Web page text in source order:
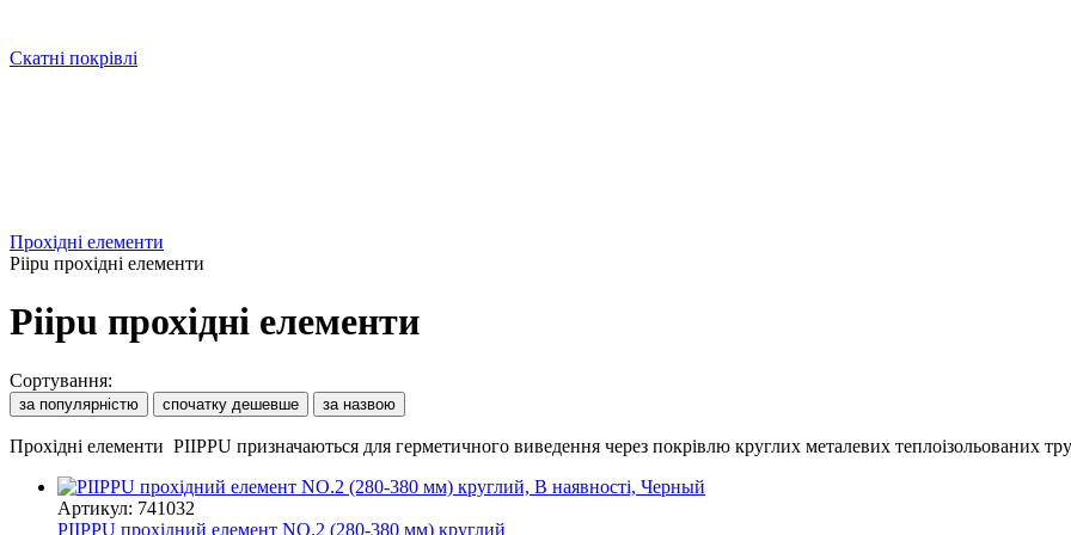
Скатні покрівлі
Прохідні елементи
Piipu прохідні елементи
Piipu прохідні елементи
Сортування:
за популярністю спочатку дешевше за назвою
Прохідні елементи PIIPPU призначаються для герметичного виведення через покрівлю круглих металевих теплоізольованих
Артикул: 741032
PIIPPU прохідний елемент NO.2 (280-380 мм) круглий